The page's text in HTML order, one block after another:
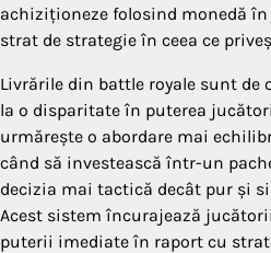
achiziționeze folosind monedă în
strat de strategie în ceea ce
Livrările din battle royale sunt de
la o disparitate în puterea
urmărește o abordare mai
când să investească într-un
decizia mai tactică decât pur și
Acest sistem încurajează
puterii imediate în raport cu